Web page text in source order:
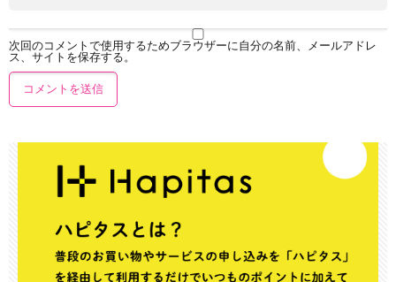
次回のコメントで使用するためブラウザーに自分の名前、メールアドレ
ス、サイトを保存する。